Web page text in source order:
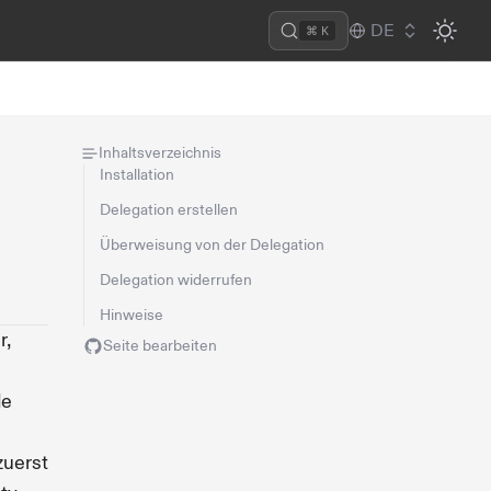
⌘ K DE
Inhaltsverzeichnis
Installation
Delegation erstellen
Überweisung von der Delegation
Delegation widerrufen
Hinweise
Seite bearbeiten